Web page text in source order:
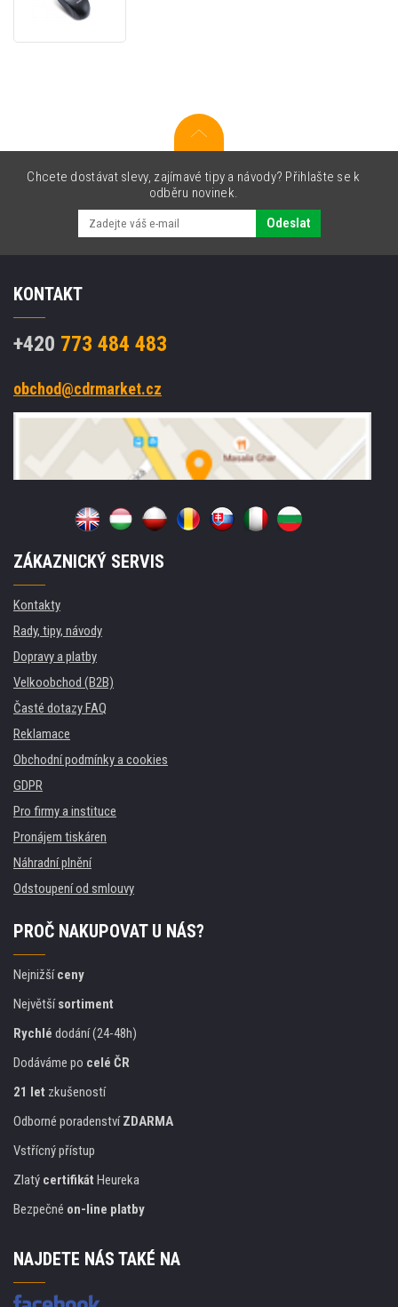
V2,
černá,
Micro
Chcete dostávat slevy, zajímavé tipy a návody? Přihlašte se k
odběru novinek.
Odeslat
KONTAKT
+420 773 484 483
obchod@cdrmarket.cz
ZÁKAZNICKÝ SERVIS
Kontakty
Rady, tipy, návody
Dopravy a platby
Velkoobchod (B2B)
Časté dotazy FAQ
Reklamace
Obchodní podmínky a cookies
GDPR
Pro firmy a instituce
Pronájem tiskáren
Náhradní plnění
Odstoupení od smlouvy
PROČ NAKUPOVAT U NÁS?
Nejnižšíceny
Největšísortiment
Rychlé dodání (24-48h)
Dodáváme po celé ČR
21 let zkušeností
Odborné poradenstvíZDARMA
Vstřícný přístup
Zlatý certifikát Heureka
Bezpečné on-line platby
NAJDETE NÁS TAKÉ NA